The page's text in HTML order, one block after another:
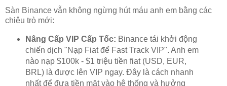
Sàn Binance vẫn không ngừng hút máu anh em bằng các
chiêu trò mới:
Nâng Cấp VIP Cấp Tốc: Binance tái khởi động
chiến dịch "Nạp Fiat để Fast Track VIP". Anh em
nào nạp $100k - $1 triệu tiền fiat (USD, EUR,
BRL) là được lên VIP ngay. Đây là cách nhanh
nhất để đưa tiền mặt vào hệ thống và hưởng